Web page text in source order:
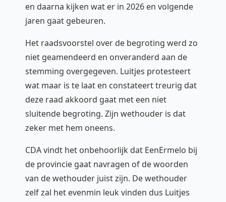
en daarna kijken wat er in 2026 en volgende
jaren gaat gebeuren.
Het raadsvoorstel over de begroting werd zo
niet geamendeerd en onveranderd aan de
stemming overgegeven. Luitjes protesteert
wat maar is te laat en constateert treurig dat
deze raad akkoord gaat met een niet
sluitende begroting. Zijn wethouder is dat
zeker met hem oneens.
CDA vindt het onbehoorlijk dat EenErmelo bij
de provincie gaat navragen of de woorden
van de wethouder juist zijn. De wethouder
zelf zal het evenmin leuk vinden dus Luitjes